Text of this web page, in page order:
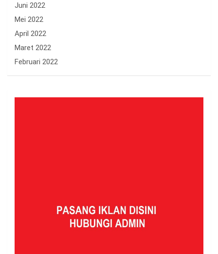
Juni 2022
Mei 2022
April 2022
Maret 2022
Februari 2022